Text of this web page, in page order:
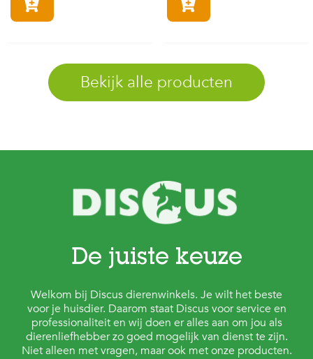
Bekijk alle producten
De juiste keuze
Welkom bij Discus dierenwinkels. Je wilt het beste
voor je huisdier. Daarom staat Discus voor service en
professionaliteit en wij doen er alles aan om jou als
dierenliefhebber zo goed mogelijk van dienst te zijn.
Niet alleen met vragen, maar ook met onze producten.